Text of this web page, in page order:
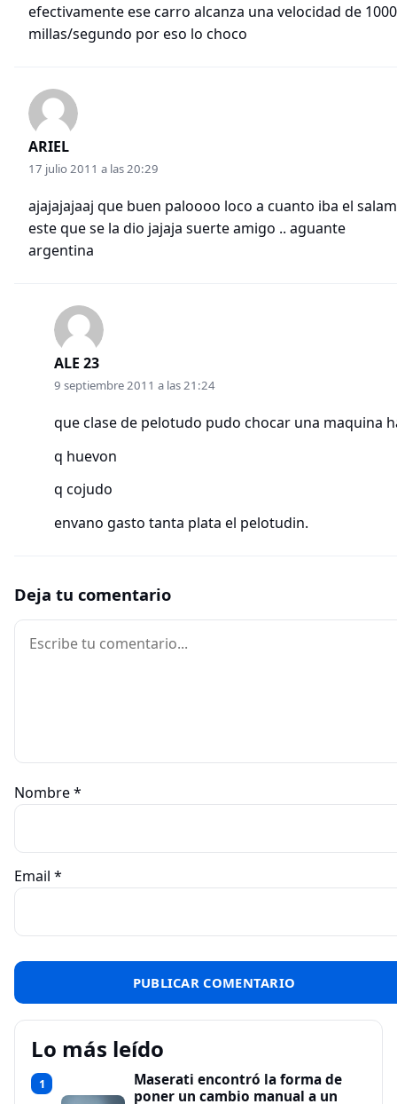
efectivamente ese carro alcanza una velocidad de 1000
millas/segundo por eso lo choco
ARIEL
17 julio 2011 a las 20:29
ajajajajaaj que buen paloooo loco a cuanto iba el
este que se la dio jajaja suerte amigo .. aguante
argentina
ALE 23
9 septiembre 2011 a las 21:24
que clase de pelotudo pudo chocar una maquina
q huevon
q cojudo
envano gasto tanta plata el pelotudin.
Deja tu comentario
Comentario
Nombre*
Email *
Lo más leído
1
Maserati encontró la forma de
poner un cambio manual a un